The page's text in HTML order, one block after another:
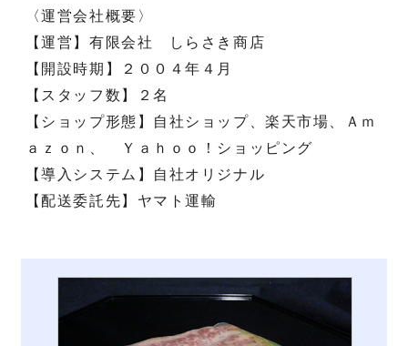
〈運営会社概要〉
【運営】有限会社 しらさき商店
【開設時期】２００４年４月
【スタッフ数】２名
【ショップ形態】自社ショップ、楽天市場、Ａｍ
ａｚｏｎ、 Ｙａｈｏｏ！ショッピング
【導入システム】自社オリジナル
【配送委託先】ヤマト運輸